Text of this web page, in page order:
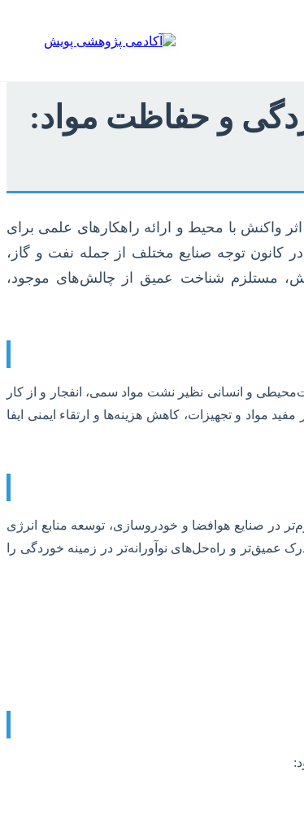
و حفاظت مواد:
واکنش با محیط و ارائه راهکارهای علمی برای
کانون توجه صنایع مختلف از جمله نفت و گاز،
مستلزم شناخت عمیق از چالش‌های موجود،
و انسانی نظیر نشت مواد سمی، انفجار و از کار
مواد و تجهیزات، کاهش هزینه‌ها و ارتقاء ایمنی ایفا
در صنایع هوافضا و خودروسازی، توسعه منابع انرژی
عمیق‌تر و راه‌حل‌های نوآورانه‌تر در زمینه خوردگی را